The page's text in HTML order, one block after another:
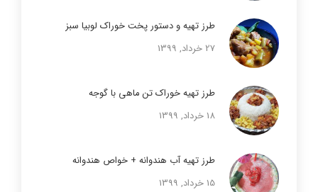
طرز تهیه و دستور پخت خوراک لوبیا سبز
27 خرداد, 1399
طرز تهیه خوراک تن ماهی با گوجه
18 خرداد, 1399
طرز تهیه آب هندوانه + خواص هندوانه
15 خرداد, 1399